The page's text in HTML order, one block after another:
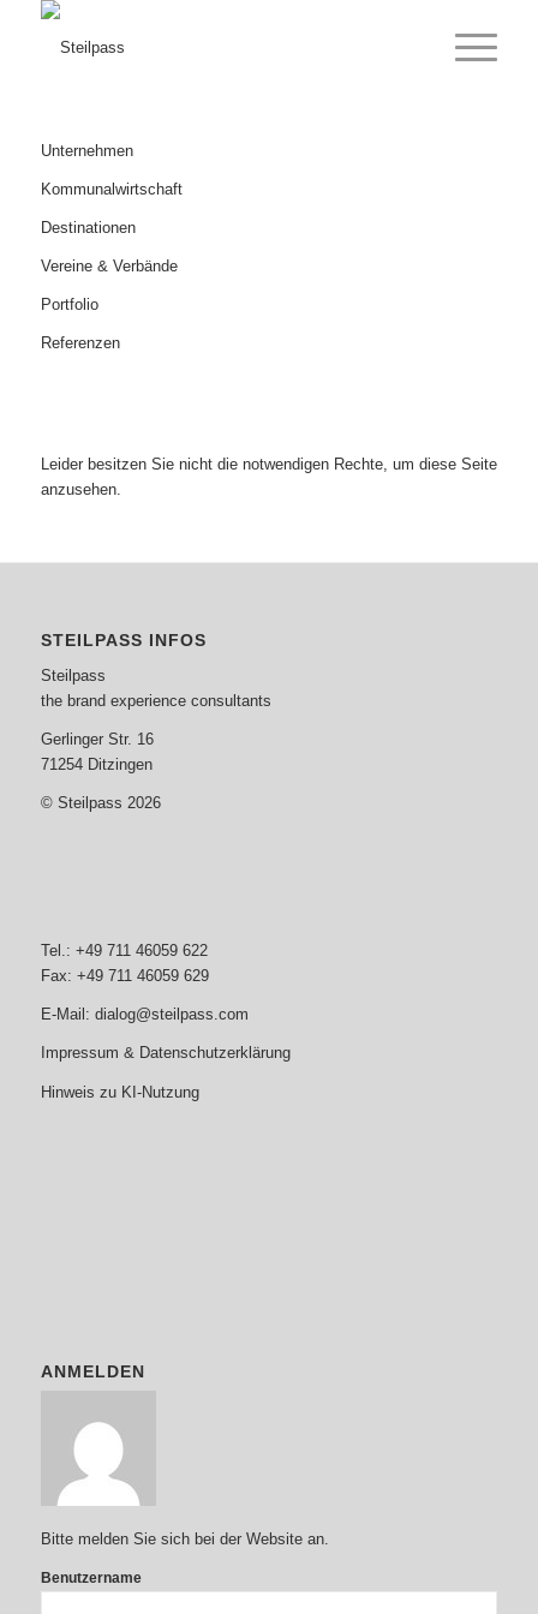
Unternehmen
Kommunalwirtschaft
Destinationen
Vereine & Verbände
Portfolio
Referenzen
Leider besitzen Sie nicht die notwendigen Rechte, um diese Seite
anzusehen.
STEILPASS INFOS
Steilpass
the brand experience consultants
Gerlinger Str. 16
71254 Ditzingen
© Steilpass 2026
Tel.: +49 711 46059 622
Fax: +49 711 46059 629
E-Mail: dialog@steilpass.com
Impressum & Datenschutzerklärung
Hinweis zu KI-Nutzung
ANMELDEN
Bitte melden Sie sich bei der Website an.
Benutzername